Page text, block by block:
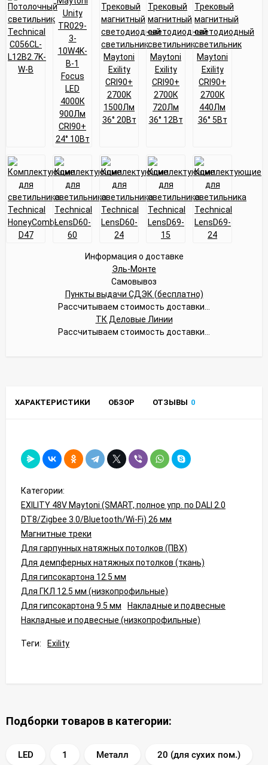
Информация о доставке
Эль-Монте
Самовывоз
Пункты выдачи СДЭК (бесплатно)
Рассчитываем стоимость доставки...
ТК Деловые Линии
Рассчитываем стоимость доставки...
ХАРАКТЕРИСТИКИ ОБЗОР ОТЗЫВЫ 0
Категории:
EXILITY 48V Maytoni (SMART, полное упр. по DALI 2.0
DT8/Zigbee 3.0/Bluetooth/Wi-Fi) 26 мм
Магнитные треки
Для гарпунных натяжных потолков (ПВХ)
Для демпферных натяжных потолков (ткань)
Для гипсокартона 12.5 мм
Для ГКЛ 12.5 мм (низкопрофильные)
Для гипсокартона 9.5 мм
Накладные и подвесные
Накладные и подвесные (низкопрофильные)
Теги: Exility
Подборки товаров в категории:
LED 1 Металл 20 (для сухих пом.)